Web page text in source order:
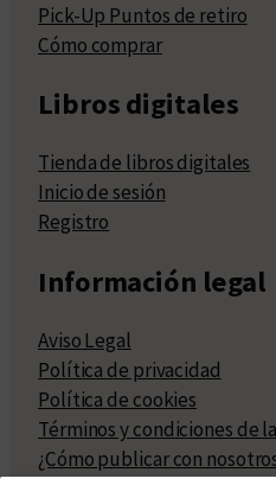
Pick-Up Puntos de retiro
Cómo comprar
Libros digitales
Tienda de libros digitales
Inicio de sesión
Registro
Información legal
Aviso Legal
Política de privacidad
Política de cookies
Términos y condiciones de
¿Cómo publicar con